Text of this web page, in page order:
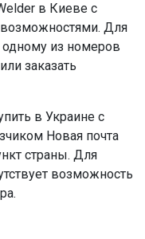
в Киеве с
Для
одному из номеров
заказать
в Украине с
Новая почта
страны. Для
возможность